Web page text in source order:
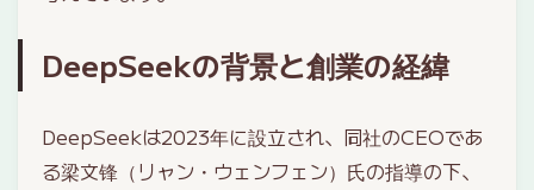
DeepSeekの背景と創業の経緯
DeepSeekは2023年に設立され、同社のCEOであ
る梁文锋（リャン・ウェンフェン）氏の指導の下、